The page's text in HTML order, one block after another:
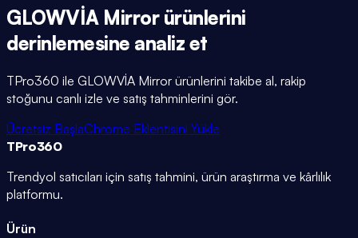
GLOWVİA Mirrorürünlerini
derinlemesine analiz et
TPro360 ile GLOWVİA Mirror ürünlerini takibe al, rakip
stoğunu canlı izle ve satış tahminlerini gör.
Ücretsiz BaşlaChrome Eklentisini Yükle
TPro360
Trendyol satıcıları için satış tahmini, ürün araştırma ve kârlılık
platformu.
Ürün